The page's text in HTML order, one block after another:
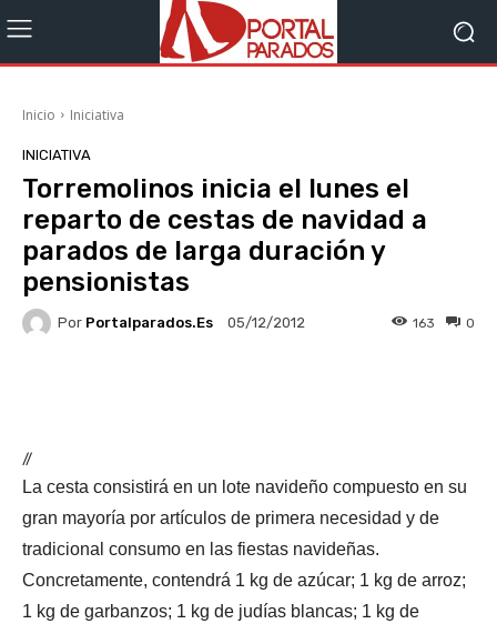
Inicio Iniciativa
INICIATIVA
Torremolinos inicia el lunes el
reparto de cestas de navidad a
parados de larga duración y
pensionistas
Por Portalparados.es 05/12/2012 0
163
//
La cesta consistirá en un lote navideño compuesto en su
gran mayoría por artículos de primera necesidad y de
tradicional consumo en las fiestas navideñas.
Concretamente, contendrá 1 kg de azúcar; 1 kg de arroz;
1 kg de garbanzos; 1 kg de judías blancas; 1 kg de